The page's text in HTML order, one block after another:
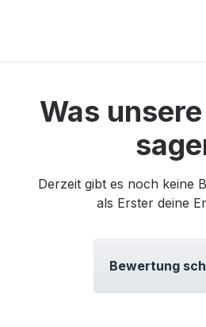
Was
Derzeit gibt es noch keine
als Erster deine
Bewertung